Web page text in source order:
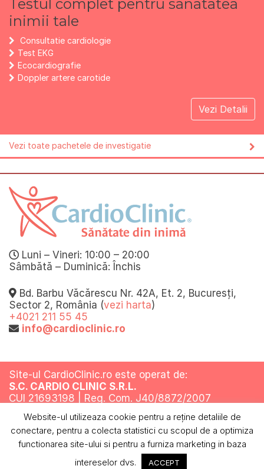
Testul complet pentru sanatatea
inimii tale
Consultatie cardiologie
Test EKG
Ecocardiografie
Doppler artere carotide
Vezi Detalii
Vezi toate pachetele de investigatie
Luni – Vineri: 10:00 – 20:00
Sâmbătă – Duminică: Închis
Bd. Barbu Văcărescu Nr. 42A, Et. 2, Bucuresți,
Sector 2, România (vezi harta)
+4021 211 55 45
info@cardioclinic.ro
Site-ul CardioClinic.ro este operat de:
S.C. CARDIO CLINIC S.R.L.
CUI 21693198 | Reg. Com. J40/8872/2007
Toate drepturile rezervate @ 2019
Termeni si conditii Politica de confidentialitate
Politica cookies
ANPC
Website-ul utilizeaza cookie pentru a reţine detaliile de
conectare, pentru a colecta statistici cu scopul de a optimiza
functionarea site-ului si pentru a furniza marketing in baza
intereselor dvs.
ACCEPT